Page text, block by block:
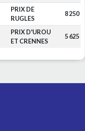
PRIX DE
RUGLES
8 250
PRIX D'UROU
ET CRENNES
5 625